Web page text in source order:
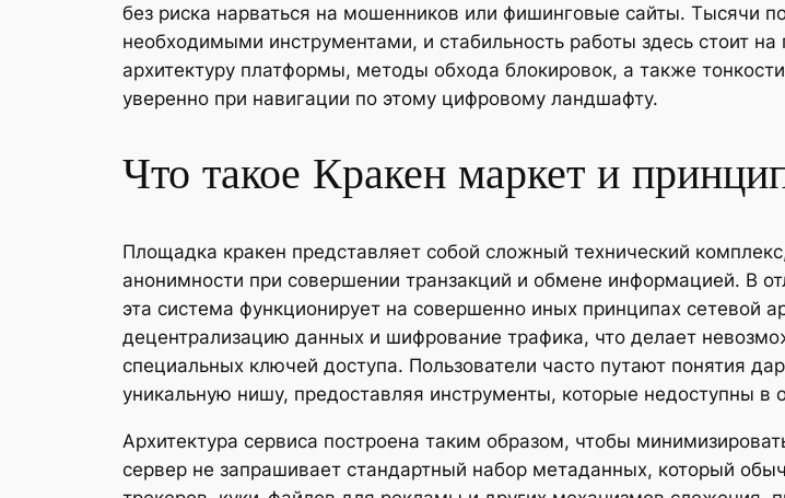
без риска нарваться на мошенников или фишинговые сайты. Тысячи
необходимыми инструментами, и стабильность работы здесь стоит
архитектуру платформы, методы обхода блокировок, а также
уверенно при навигации по этому цифровому ландшафту.
Что такое Кракен маркет и
Площадка кракен представляет собой сложный технический
анонимности при совершении транзакций и обмене информацией. В
эта система функционирует на совершенно иных принципах сетевой
децентрализацию данных и шифрование трафика, что делает
специальных ключей доступа. Пользователи часто путают понятия
уникальную нишу, предоставляя инструменты, которые недоступны в
Архитектура сервиса построена таким образом, чтобы
сервер не запрашивает стандартный набор метаданных, который